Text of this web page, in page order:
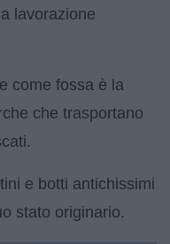
lavorazione
come fossa è la
che trasportano
e botti antichissimi
stato originario.